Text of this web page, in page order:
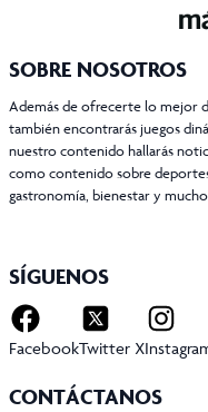
SOBRE NOSOTROS
Además de ofrecerte lo mejor
también encontrarás juegos
nuestro contenido hallarás
como contenido sobre
gastronomía, bienestar y mucho
SÍGUENOS
FacebookTwitter X
CONTÁCTANOS